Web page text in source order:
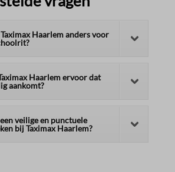
Haarlem anders voor
Haarlem ervoor dat
aankomt?
veilige en punctuele
bij Taximax Haarlem?